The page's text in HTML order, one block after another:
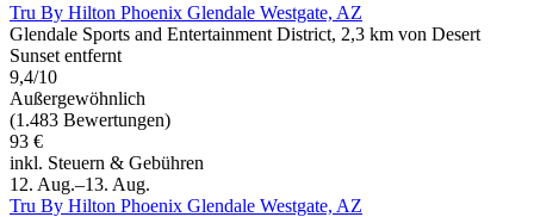
Tru By Hilton Phoenix Glendale Westgate, AZ
Glendale Sports and Entertainment District, 2,3 km von Desert
Sunset entfernt
9,4/10
Außergewöhnlich
(1.483 Bewertungen)
93 €
inkl. Steuern & Gebühren
12. Aug.–13. Aug.
Tru By Hilton Phoenix Glendale Westgate, AZ